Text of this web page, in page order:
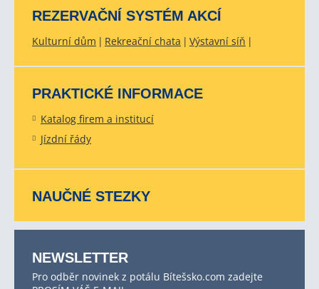
REZERVAČNÍ SYSTÉM AKCÍ
Kulturní dům Rekreační chata Výstavní síň
PRAKTICKÉ INFORMACE
Katalog firem a institucí
Jízdní řády
NAUČNÉ STEZKY
NEWSLETTER
Pro odběr novinek z potálu Bítešsko.com zadejte